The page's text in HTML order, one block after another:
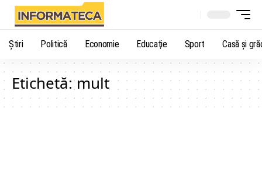
Știri Politică Economie Educaţie Sport Casă şi
Etichetă:mult